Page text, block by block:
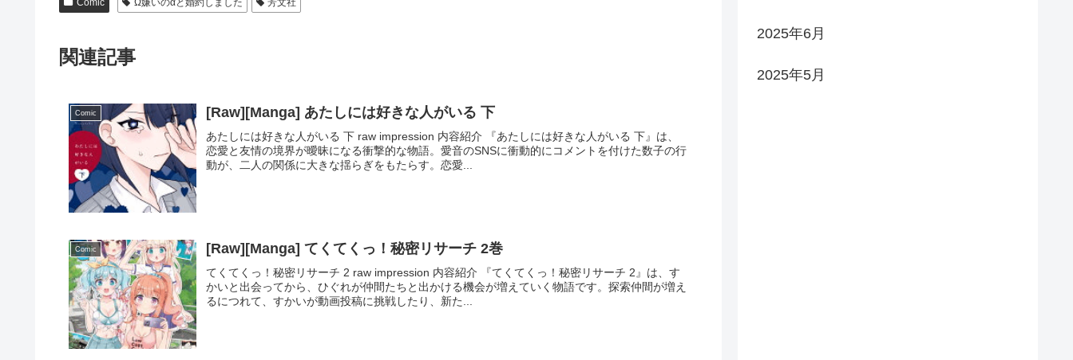
Comic Ω嫌いのαと婚約しました 芳文社
関連記事
Comic [Raw][Manga] あたしには好きな人がいる 下
あたしには好きな人がいる 下 raw impression 内容紹介 『あたしには好きな人がいる 下』は、
恋愛と友情の境界が曖昧になる衝撃的な物語。愛音のSNSに衝動的にコメントを付けた数子の行
動が、二人の関係に大きな揺らぎをもたらす。恋愛...
Comic [Raw][Manga] てくてくっ！秘密リサーチ 2巻
てくてくっ！秘密リサーチ 2 raw impression 内容紹介 『てくてくっ！秘密リサーチ 2』は、す
かいと出会ってから、ひぐれが仲間たちと出かける機会が増えていく物語です。探索仲間が増え
るにつれて、すかいが動画投稿に挑戦したり、新た...
2025年6月
2025年5月